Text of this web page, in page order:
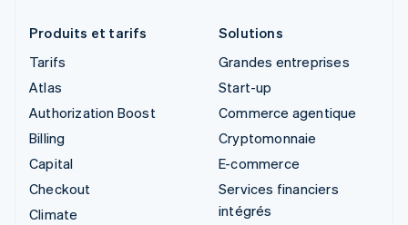
Produits et tarifs
Tarifs
Atlas
Authorization Boost
Billing
Capital
Checkout
Climate
Solutions
Grandes entreprises
Start-up
Commerce agentique
Cryptomonnaie
E-commerce
Services financiers
intégrés